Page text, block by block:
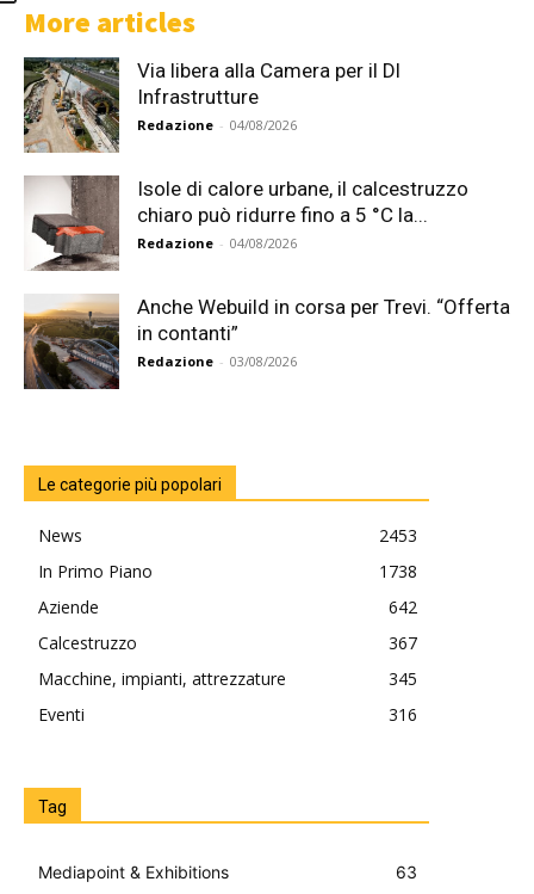
More articles
Via libera alla Camera per il Dl
Infrastrutture
Redazione - 04/08/2026
Isole di calore urbane, il calcestruzzo
chiaro può ridurre fino a 5 °C la...
Redazione - 04/08/2026
Anche Webuild in corsa per Trevi. “Offerta
in contanti”
Redazione - 03/08/2026
Le categorie più popolari
News
2453
In Primo Piano
1738
Aziende
642
Calcestruzzo
367
Macchine, impianti, attrezzature
345
Eventi
316
Tag
Mediapoint & Exhibitions
63